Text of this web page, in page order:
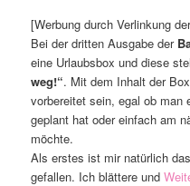
[Werbung durch Verlinkung
Bei der dritten Ausgabe der
eine Urlaubsbox und diese
weg!“. Mit dem Inhalt der
vorbereitet sein, egal ob man
geplant hat oder einfach am
möchte.
Als erstes ist mir natürlich
gefallen. Ich blättere und